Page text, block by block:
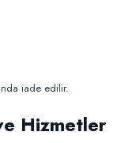
iade edilir.
Hizmetler